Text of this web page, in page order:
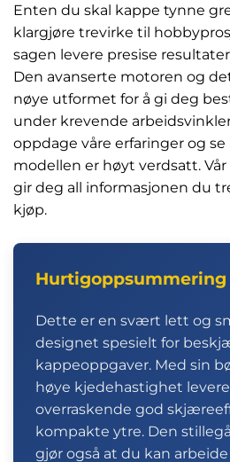
Enten du skal kappe tynne
klargjøre trevirke til
sagen levere presise
Den avanserte motoren og
nøye utformet for å gi deg
under krevende
oppdage våre erfaringer og
modellen er høyt verdsatt.
gir deg all informasjonen du
kjøp.
Hurtigoppsummering
Dette er en svært lett og
designet spesielt for
kappeoppgaver. Med sin
høye kjedehastighet
overraskende god
kompakte ytre. Den
gjør også at du kan